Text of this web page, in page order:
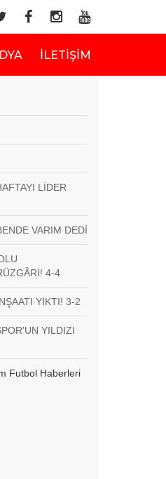
İLETIŞIM
LİDER
VARIM DEDİ
4-4
YIKTI! 3-2
YILDIZI
Futbol Haberleri